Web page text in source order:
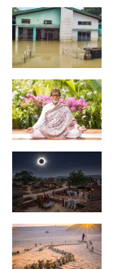
এই ৪ রাজ্যে ক্রমশ
কমানো নিয়ে
এবং ট্রিট করার
পরীক্ষা করে খুঁজে